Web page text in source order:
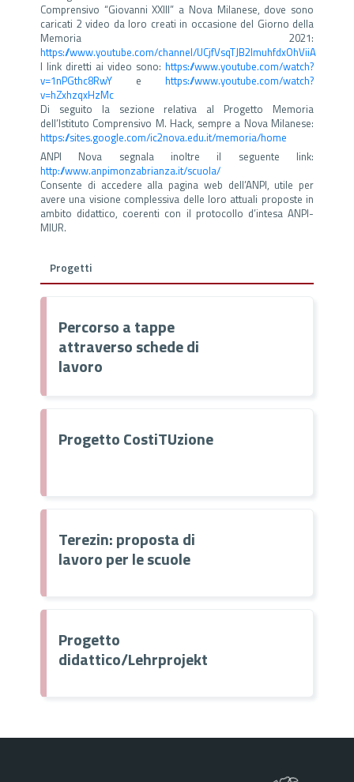
Comprensivo “Giovanni XXIII” a Nova Milanese, dove sono
caricati 2 video da loro creati in occasione del Giorno della
Memoria 2021:
https://www.youtube.com/channel/UCjfVsqTJB2ImuhfdxOhViiA
I link diretti ai video sono: https://www.youtube.com/watch?
v=1nPGthc8RwY e https://www.youtube.com/watch?
v=hZxhzqxHzMc
Di seguito la sezione relativa al Progetto Memoria
dell’Istituto Comprensivo M. Hack, sempre a Nova Milanese:
https://sites.google.com/ic2nova.edu.it/memoria/home
ANPI Nova segnala inoltre il seguente link:
http://www.anpimonzabrianza.it/scuola/
Consente di accedere alla pagina web dell’ANPI, utile per
avere una visione complessiva delle loro attuali proposte in
ambito didattico, coerenti con il protocollo d’intesa ANPI-
MIUR.
Progetti
Percorso a tappe
attraverso schede di
lavoro
Progetto CostiTUzione
Terezin: proposta di
lavoro per le scuole
Progetto
didattico/Lehrprojekt